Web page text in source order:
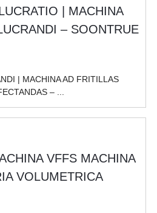
| MACHINA AD FRITILLAS
– ...